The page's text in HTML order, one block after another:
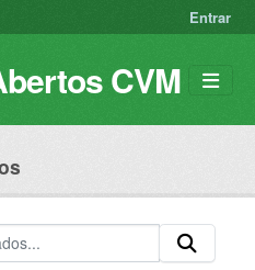
Entrar
CVM